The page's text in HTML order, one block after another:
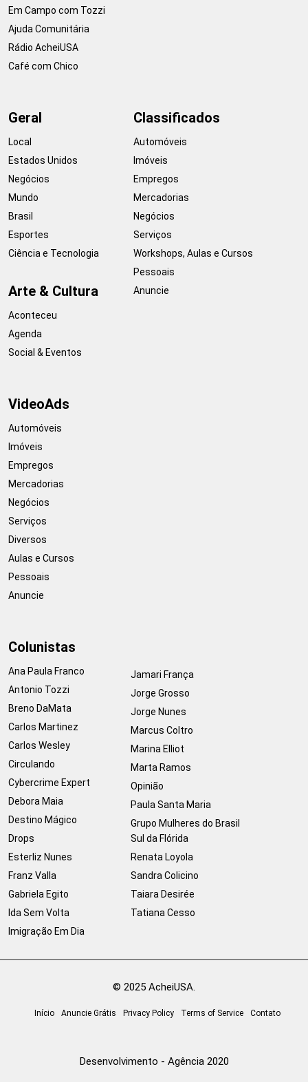
Em Campo com Tozzi
Ajuda Comunitária
Rádio AcheiUSA
Café com Chico
Geral
Local
Estados Unidos
Negócios
Mundo
Brasil
Esportes
Ciência e Tecnologia
Arte & Cultura
Aconteceu
Agenda
Social & Eventos
Classificados
Automóveis
Imóveis
Empregos
Mercadorias
Negócios
Serviços
Workshops, Aulas e Cursos
Pessoais
Anuncie
VideoAds
Automóveis
Imóveis
Empregos
Mercadorias
Negócios
Serviços
Diversos
Aulas e Cursos
Pessoais
Anuncie
Colunistas
Ana Paula Franco
Antonio Tozzi
Breno DaMata
Carlos Martinez
Carlos Wesley
Circulando
Cybercrime Expert
Debora Maia
Destino Mágico
Drops
Esterliz Nunes
Franz Valla
Gabriela Egito
Ida Sem Volta
Imigração Em Dia
Jamari França
Jorge Grosso
Jorge Nunes
Marcus Coltro
Marina Elliot
Marta Ramos
Opinião
Paula Santa Maria
Grupo Mulheres do Brasil
Sul da Flórida
Renata Loyola
Sandra Colicino
Taiara Desirée
Tatiana Cesso
© 2025 AcheiUSA.
Início Anuncie Grátis Privacy Policy Terms of Service Contato
Desenvolvimento - Agência 2020